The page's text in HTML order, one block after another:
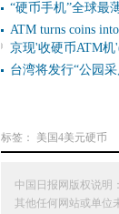
“硬币手机”全球最
ATM turns coins
京现'收硬币ATM机
台湾将发行“公园
标签： 美国4美元硬币
中国日报网版权说明
其他任何网站或单位